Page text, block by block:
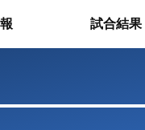
試合結果